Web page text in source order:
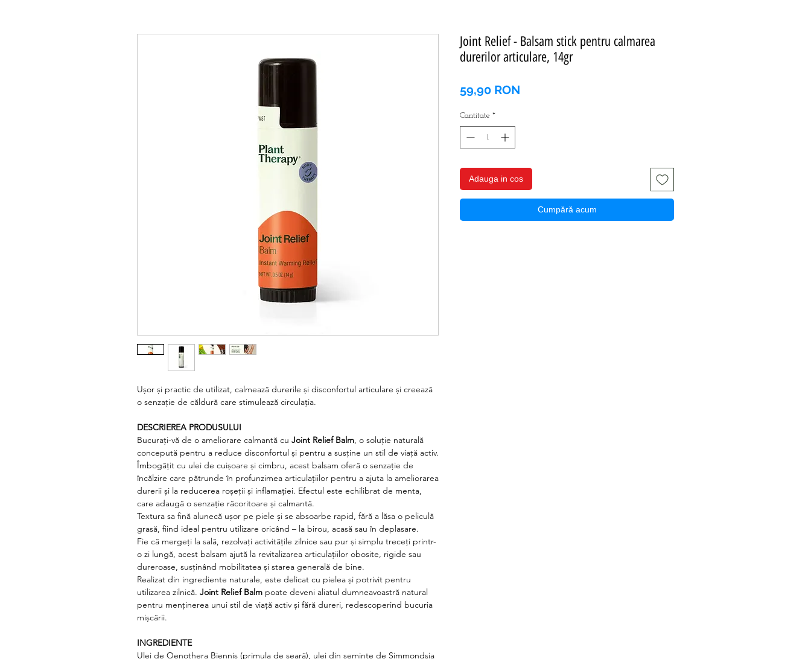
Ușor și practic de utilizat, calmează durerile și disconfortul articulare și creează
o senzație de căldură care stimulează circulația.
DESCRIEREA PRODUSULUI
Bucurați-vă de o ameliorare calmantă cu Joint Relief Balm, o soluție naturală
concepută pentru a reduce disconfortul și pentru a susține un stil de viață activ.
Îmbogățit cu ulei de cuișoare și cimbru, acest balsam oferă o senzație de
încălzire care pătrunde în profunzimea articulațiilor pentru a ajuta la ameliorarea
durerii și la reducerea roșeții și inflamației. Efectul este echilibrat de menta,
care adaugă o senzație răcoritoare și calmantă.
Textura sa fină alunecă ușor pe piele și se absoarbe rapid, fără a lăsa o peliculă
grasă, fiind ideal pentru utilizare oricând – la birou, acasă sau în deplasare.
Fie că mergeți la sală, rezolvați activitățile zilnice sau pur și simplu treceți printr-
o zi lungă, acest balsam ajută la revitalizarea articulațiilor obosite, rigide sau
dureroase, susținând mobilitatea și starea generală de bine.
Realizat din ingrediente naturale, este delicat cu pielea și potrivit pentru
utilizarea zilnică. Joint Relief Balm poate deveni aliatul dumneavoastră natural
pentru menținerea unui stil de viață activ și fără dureri, redescoperind bucuria
mișcării.
INGREDIENTE
Ulei de Oenothera Biennis (primula de seară), ulei din semințe de Simmondsia
Joint Relief - Balsam stick pentru calmarea
durerilor articulare, 14gr
59,90 RON
Cantitate *
Adauga in cos
Cumpără acum